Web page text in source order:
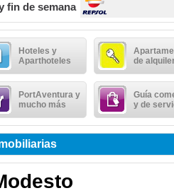
fin de semana
Hoteles y
Aparthoteles
de
PortAventura y
mucho más
Guía
y de